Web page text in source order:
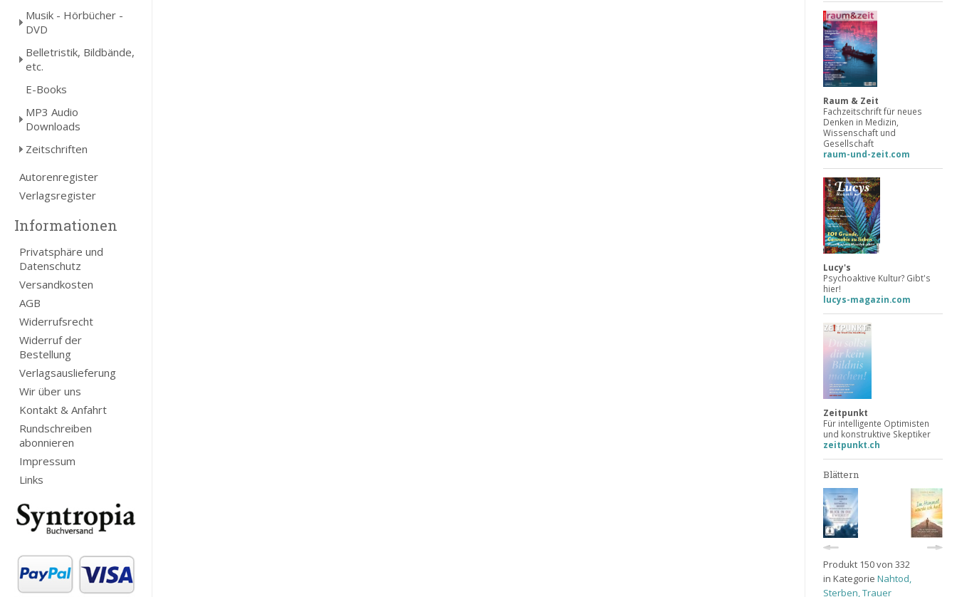
Musik - Hörbücher -
DVD
Belletristik, Bildbände,
etc.
E-Books
MP3 Audio
Downloads
Zeitschriften
Autorenregister
Verlagsregister
Informationen
Privatsphäre und
Datenschutz
Versandkosten
AGB
Widerrufsrecht
Widerruf der
Bestellung
Verlagsauslieferung
Wir über uns
Kontakt & Anfahrt
Rundschreiben
abonnieren
Impressum
Links
Raum & Zeit
Fachzeitschrift für neues
Denken in Medizin,
Wissenschaft und
Gesellschaft
raum-und-zeit.com
Lucy's
Psychoaktive Kultur? Gibt's
hier!
lucys-magazin.com
Zeitpunkt
Für intelligente Optimisten
und konstruktive Skeptiker
zeitpunkt.ch
Blättern
Produkt 150 von 332
in Kategorie Nahtod,
Sterben, Trauer